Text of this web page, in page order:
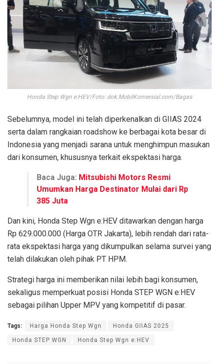
Honda Step Wgn e:HEV/Foto: dok.MobilKomersial.com/Bagas
Sebelumnya, model ini telah diperkenalkan di GIIAS 2024
serta dalam rangkaian roadshow ke berbagai kota besar di
Indonesia yang menjadi sarana untuk menghimpun masukan
dari konsumen, khususnya terkait ekspektasi harga.
Baca Juga: Mitsubishi Motors Resmi
Umumkan Harga Destinator Mulai dari Rp
385 Juta
Dan kini, Honda Step Wgn e:HEV ditawarkan dengan harga
Rp 629.000.000 (Harga OTR Jakarta), lebih rendah dari rata-
rata ekspektasi harga yang dikumpulkan selama survei yang
telah dilakukan oleh pihak PT HPM.
Strategi harga ini memberikan nilai lebih bagi konsumen,
sekaligus memperkuat posisi Honda STEP WGN e:HEV
sebagai pilihan Upper MPV yang kompetitif di pasar.
Tags: Harga Honda Step Wgn Honda GIIAS 2025
Honda STEP WGN Honda Step Wgn e:HEV